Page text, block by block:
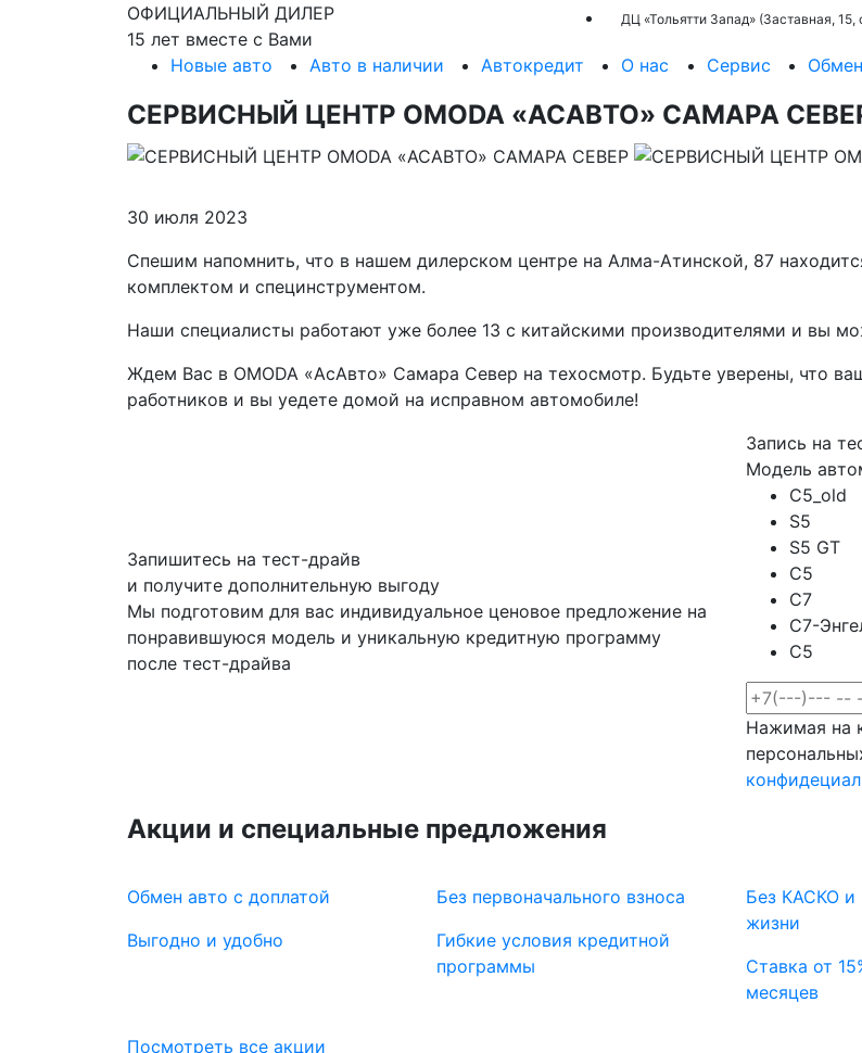
ОФИЦИАЛЬНЫЙ ДИЛЕР
15 лет вместе с Вами
ДЦ «Тольятти Запад» (Заставная, 15,
Новые авто
Авто в наличии Автокредит О наc Сервис
СЕРВИСНЫЙ ЦЕНТР OMODA «АСАВТО» САМАРА
30 июля 2023
Спешим напомнить, что в нашем дилерском центре на Алма-Атинской, 87
комплектом и специнструментом.
Наши специалисты работают уже более 13 с китайскими производителями и вы
Ждем Вас в OMODA «АсАвто» Самара Север на техосмотр. Будьте уверены, что
работников и вы уедете домой на исправном автомобиле!
Запишитесь на тест-драйв
и получите дополнительную выгоду
Мы подготовим для вас индивидуальное ценовое предложение на
понравившуюся модель и уникальную кредитную программу
после тест-драйва
Запись на
Модель
C5_old
S5
S5 GT
C5
C7
C7-
C5
Нажимая на
Акции и специальные предложения
Обмен авто с доплатой
Выгодно и удобно
Без первоначального взноса
Гибкие условия кредитной
программы
Без КАСКО и
жизни
Ставка от
месяцев
Посмотреть все акции